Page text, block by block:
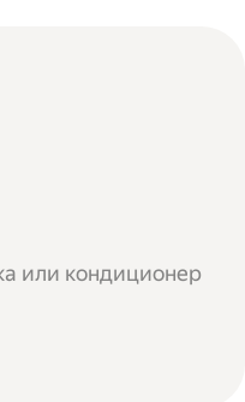
или кондиционер